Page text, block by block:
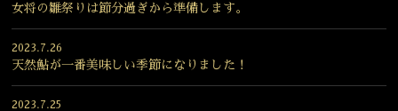
女将の雛祭りは節分過ぎから準備します。
2023.7.26
天然鮎が一番美味しい季節になりました！
2023.7.25